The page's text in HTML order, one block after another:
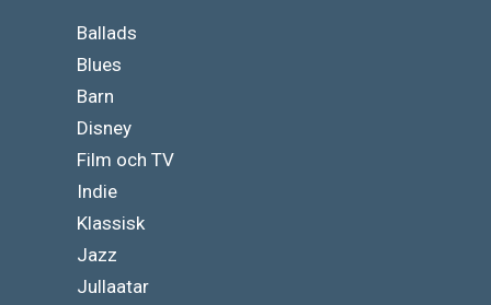
Ballads
Blues
Barn
Disney
Film och TV
Indie
Klassisk
Jazz
Jullaatar